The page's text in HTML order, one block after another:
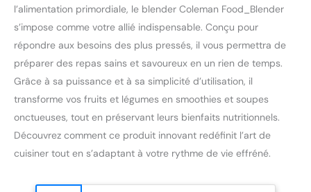
l’alimentation primordiale, le blender Coleman Food_Blender
s’impose comme votre allié indispensable. Conçu pour
répondre aux besoins des plus pressés, il vous permettra de
préparer des repas sains et savoureux en un rien de temps.
Grâce à sa puissance et à sa simplicité d’utilisation, il
transforme vos fruits et légumes en smoothies et soupes
onctueuses, tout en préservant leurs bienfaits nutritionnels.
Découvrez comment ce produit innovant redéfinit l’art de
cuisiner tout en s’adaptant à votre rythme de vie effréné.